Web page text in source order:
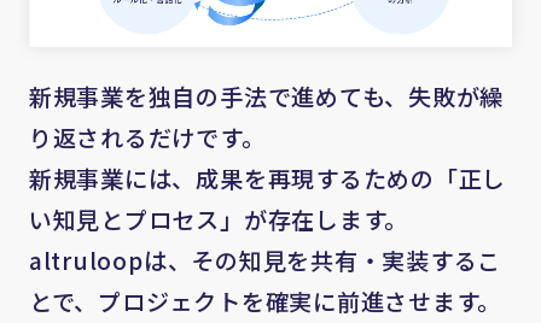
新規事業を独自の手法で進めても、失敗が繰
り返されるだけです。
新規事業には、成果を再現するための「正し
い知見とプロセス」が存在します。
altruloopは、その知見を共有・実装するこ
とで、プロジェクトを確実に前進させます。